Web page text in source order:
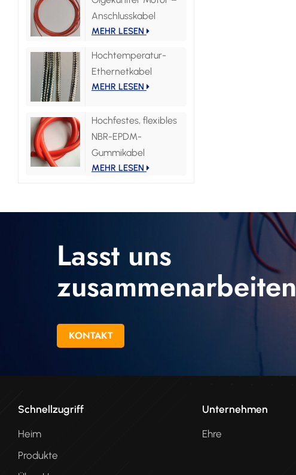
Anschlusskabel
MEHR LESEN
Hochtemperatur-
Ethernetkabel
MEHR LESEN
Hochfestes, flexibles
NBR-EPDM-
Gummikabel
MEHR LESEN
Lasst uns
zusammenarbeiten
KONTAKT
Schnellzugriff
Heim
Produkte
Unternehmen
Ehre